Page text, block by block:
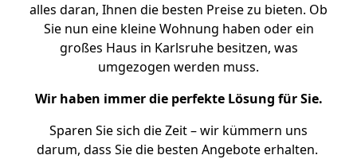
alles daran, Ihnen die besten Preise zu bieten. Ob
Sie nun eine kleine Wohnung haben oder ein
großes Haus in Karlsruhe besitzen, was
umgezogen werden muss.
Wir haben immer die perfekte Lösung für Sie.
Sparen Sie sich die Zeit – wir kümmern uns
darum, dass Sie die besten Angebote erhalten.